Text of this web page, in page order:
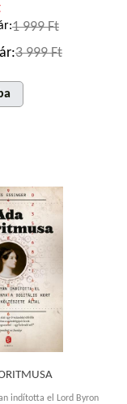
1 999 Ft
3 999 Ft
indította el Lord Byron